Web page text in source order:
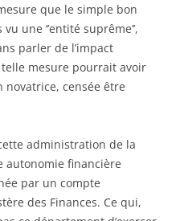
que le simple bon
une ‘’entité suprême’’,
parler de l’impact
mesure pourrait avoir
novatrice, censée être
administration de la
autonomie financière
par un compte
des Finances. Ce qui,